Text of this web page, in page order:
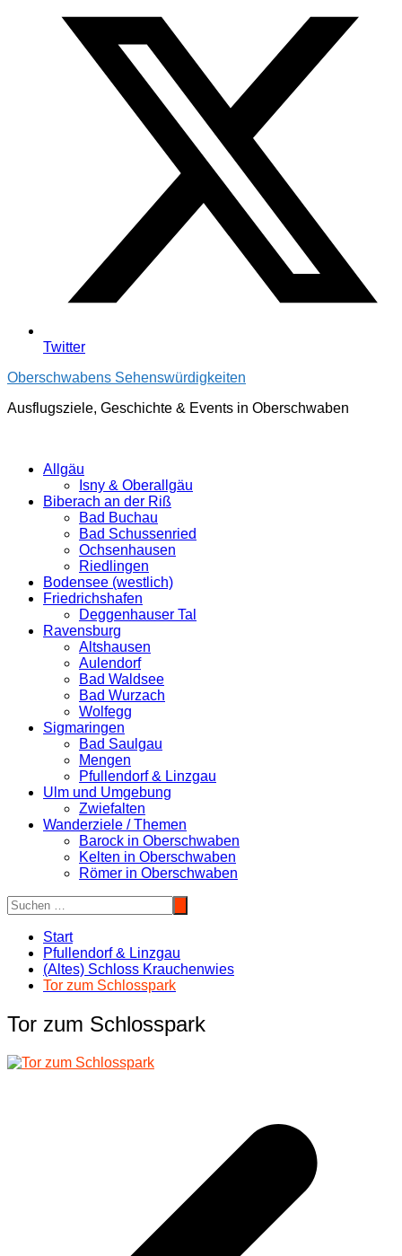
Twitter
Oberschwabens Sehenswürdigkeiten
Ausflugsziele, Geschichte & Events in Oberschwaben
Allgäu
Isny & Oberallgäu
Biberach an der Riß
Bad Buchau
Bad Schussenried
Ochsenhausen
Riedlingen
Bodensee (westlich)
Friedrichshafen
Deggenhauser Tal
Ravensburg
Altshausen
Aulendorf
Bad Waldsee
Bad Wurzach
Wolfegg
Sigmaringen
Bad Saulgau
Mengen
Pfullendorf & Linzgau
Ulm und Umgebung
Zwiefalten
Wanderziele / Themen
Barock in Oberschwaben
Kelten in Oberschwaben
Römer in Oberschwaben
Start
Pfullendorf & Linzgau
(Altes) Schloss Krauchenwies
Tor zum Schlosspark
Tor zum Schlosspark